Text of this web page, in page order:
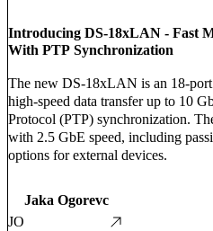
Introducing DS-18xLAN - Fast
With PTP Synchronization
The new DS-18xLAN is an 18-
high-speed data transfer up to 10
Protocol (PTP) synchronization.
with 2.5 GbE speed, including
options for external devices.
JO
Jaka Ogorevc